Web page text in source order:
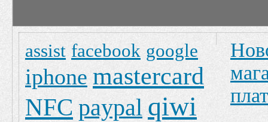
assist facebook google
iphone mastercard
NFC paypal qiwi